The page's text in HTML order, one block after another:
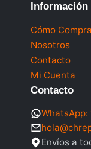
Información
Cómo
Nosotros
Contacto
Mi Cuenta
Contacto
WhatsApp:
Envíos a